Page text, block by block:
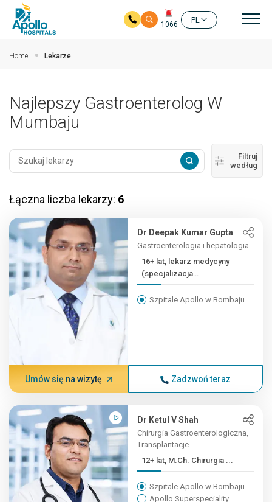
1066
PL
Home Lekarze
Najlepszy Gastroenterolog W
Mumbaju
Filtruj
według
Łączna liczba lekarzy: 6
Dr Deepak Kumar Gupta
Gastroenterologia i hepatologia
16+ lat, lekarz medycyny
(specjalizacja
interdyscyplinarna), ...
Szpitale Apollo w Bombaju
Umów się na wizytę Zadzwoń teraz
Dr Ketul V Shah
Chirurgia Gastroenterologiczna,
Transplantacje
12+ lat, M.Ch. Chirurgia ...
Szpitale Apollo w Bombaju
Apollo Superspeciality